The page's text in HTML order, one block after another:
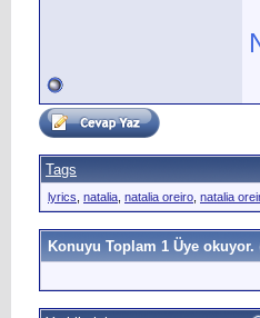
Tags
lyrics natalia natalia oreiro natalia
Konuyu Toplam 1 Üye okuyor.